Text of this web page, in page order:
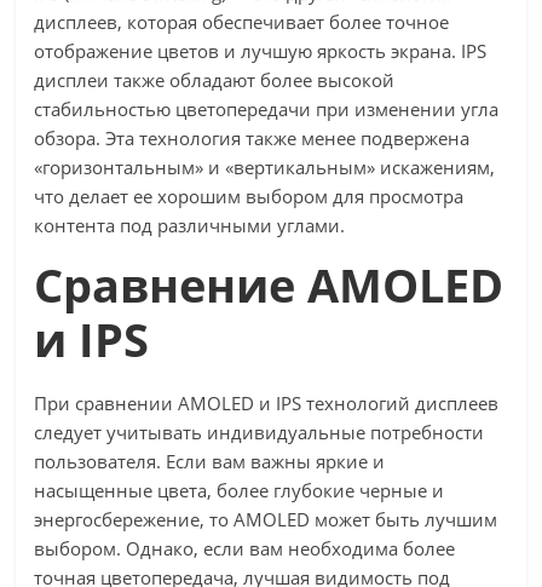
дисплеев, которая обеспечивает более точное
отображение цветов и лучшую яркость экрана. IPS
дисплеи также обладают более высокой
стабильностью цветопередачи при изменении угла
обзора. Эта технология также менее подвержена
«горизонтальным» и «вертикальным» искажениям,
что делает ее хорошим выбором для просмотра
контента под различными углами.
Сравнение AMOLED
и IPS
При сравнении AMOLED и IPS технологий дисплеев
следует учитывать индивидуальные потребности
пользователя. Если вам важны яркие и
насыщенные цвета, более глубокие черные и
энергосбережение, то AMOLED может быть лучшим
выбором. Однако, если вам необходима более
точная цветопередача, лучшая видимость под